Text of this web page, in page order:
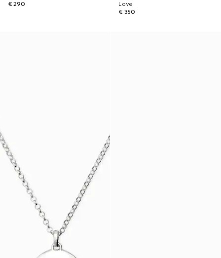
€ 290
Love
€ 350